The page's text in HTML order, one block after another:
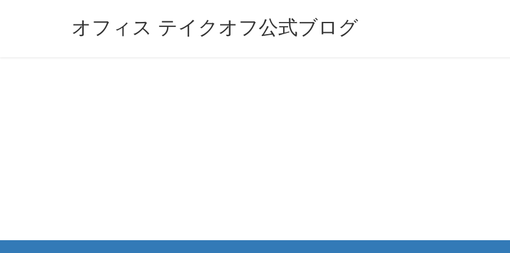
オフィス テイクオフ公式ブログ